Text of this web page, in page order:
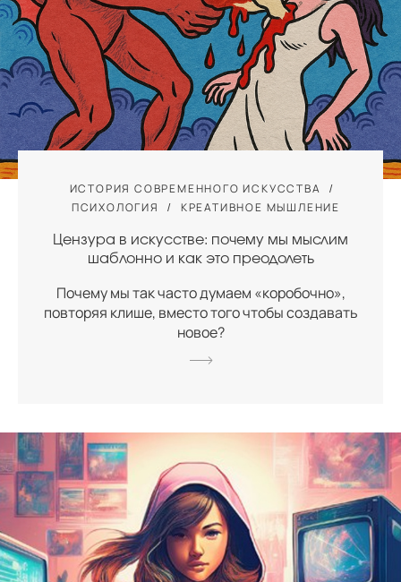
ИСТОРИЯ СОВРЕМЕННОГО ИСКУССТВА
ПСИХОЛОГИЯ
КРЕАТИВНОЕ МЫШЛЕНИЕ
Цензура в искусстве: почему мы мыслим
шаблонно и как это преодолеть
Почему мы так часто думаем «коробочно»,
повторяя клише, вместо того чтобы создавать
новое?